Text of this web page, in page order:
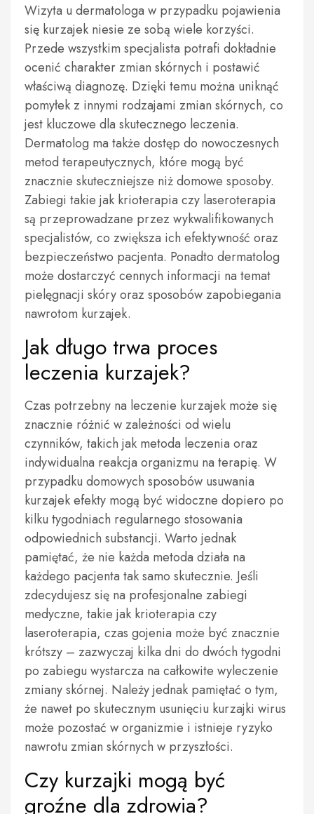
Wizyta u dermatologa w przypadku pojawienia
się kurzajek niesie ze sobą wiele korzyści.
Przede wszystkim specjalista potrafi dokładnie
ocenić charakter zmian skórnych i postawić
właściwą diagnozę. Dzięki temu można uniknąć
pomyłek z innymi rodzajami zmian skórnych, co
jest kluczowe dla skutecznego leczenia.
Dermatolog ma także dostęp do nowoczesnych
metod terapeutycznych, które mogą być
znacznie skuteczniejsze niż domowe sposoby.
Zabiegi takie jak krioterapia czy laseroterapia
są przeprowadzane przez wykwalifikowanych
specjalistów, co zwiększa ich efektywność oraz
bezpieczeństwo pacjenta. Ponadto dermatolog
może dostarczyć cennych informacji na temat
pielęgnacji skóry oraz sposobów zapobiegania
nawrotom kurzajek.
Jak długo trwa proces
leczenia kurzajek?
Czas potrzebny na leczenie kurzajek może się
znacznie różnić w zależności od wielu
czynników, takich jak metoda leczenia oraz
indywidualna reakcja organizmu na terapię. W
przypadku domowych sposobów usuwania
kurzajek efekty mogą być widoczne dopiero po
kilku tygodniach regularnego stosowania
odpowiednich substancji. Warto jednak
pamiętać, że nie każda metoda działa na
każdego pacjenta tak samo skutecznie. Jeśli
zdecydujesz się na profesjonalne zabiegi
medyczne, takie jak krioterapia czy
laseroterapia, czas gojenia może być znacznie
krótszy – zazwyczaj kilka dni do dwóch tygodni
po zabiegu wystarcza na całkowite wyleczenie
zmiany skórnej. Należy jednak pamiętać o tym,
że nawet po skutecznym usunięciu kurzajki wirus
może pozostać w organizmie i istnieje ryzyko
nawrotu zmian skórnych w przyszłości.
Czy kurzajki mogą być
groźne dla zdrowia?